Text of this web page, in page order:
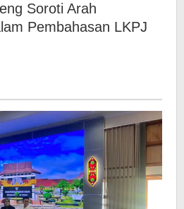
Soroti Arah
Pembahasan LKPJ